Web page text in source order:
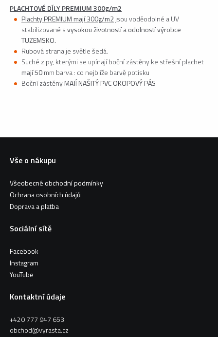
PLACHTOVÉ DÍLY PREMIUM 300g/m2
Plachty PREMIUM mají 300g/m2jsou voděodolné a UV
stabilizované svysokou životností a odolnostívýrobce
TUZEMSKO.
Rubová strana je světle šedá.
Suché zipy, kterými se upínají boční zástěny ke střešní plachet
mají 50mm barva : co nejblíže barvě potisku
Boční zástěnyMAJÍ NAŠITÝ PVC OKOPOVÝ PÁS
Vše o nákupu
Všeobecné obchodní podmínky
Ochrana osobních údajů
Doprava a platba
Sociální sítě
Facebook
Instagram
YouTube
Kontaktní údaje
+420 777 947 653
obchod@vyrasta.cz